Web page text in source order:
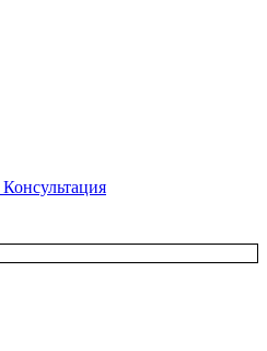
Консультация